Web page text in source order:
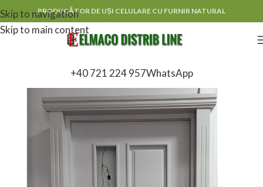
Skip to navigation
Skip to main content
PRODUCĂTOR DE UȘI CELULARE CU FURNIR NATURAL
+40 721 224 957WhatsApp